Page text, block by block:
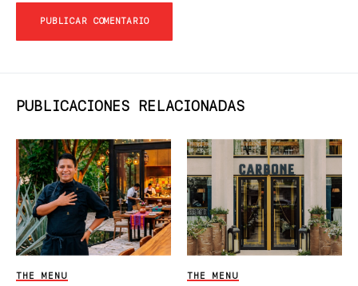
PUBLICACIONES RELACIONADAS
THE MENU THE MENU